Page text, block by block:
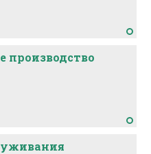
производство